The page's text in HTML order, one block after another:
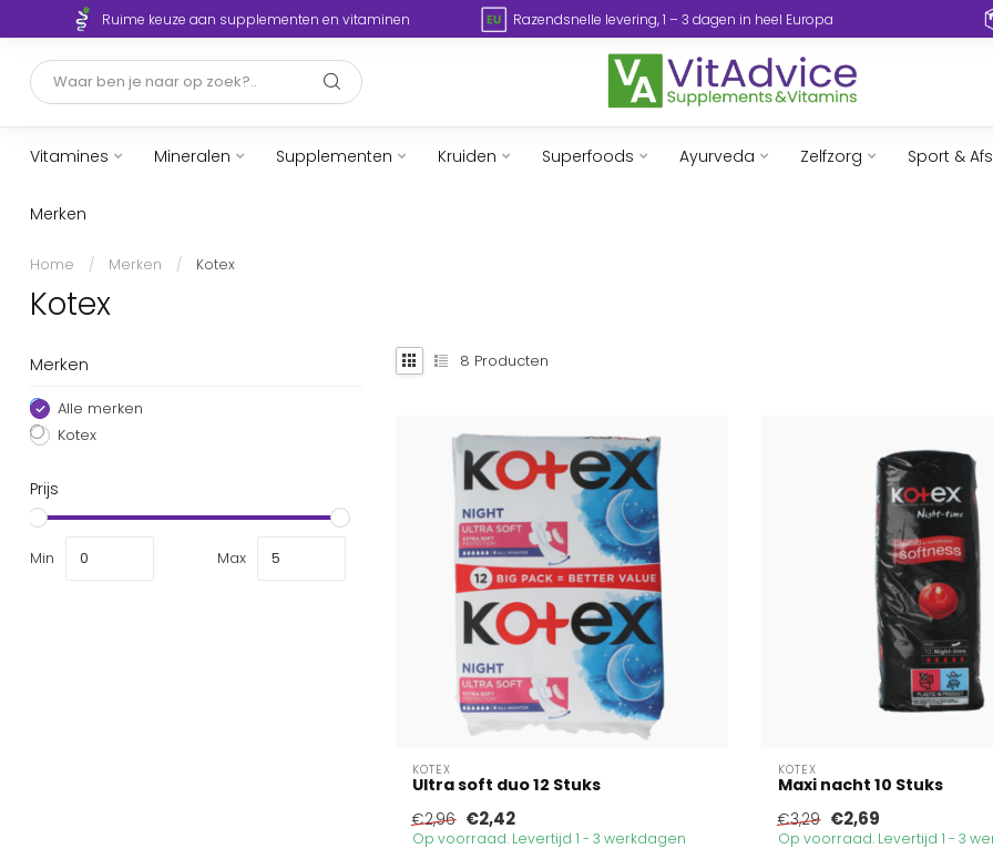
Ruime keuze aan supplementen en vitaminen Razendsnelle levering, 1 – 3 dagen in heel Europa
Vitamines Mineralen Supplementen Kruiden Superfoods Ayurveda Zelfzorg Sport &
Merken
Home / Merken / Kotex
Kotex
Merken
Alle merken
Kotex
Prijs
Min Max
8 Producten
KOTEX
Ultra soft duo 12 Stuks
€2,96 €2,42
Op voorraad. Levertijd 1 - 3 werkdagen
KOTEX
Maxi nacht 10 Stuks
€3,29 €2,69
Op voorraad. Levertijd 1 - 3